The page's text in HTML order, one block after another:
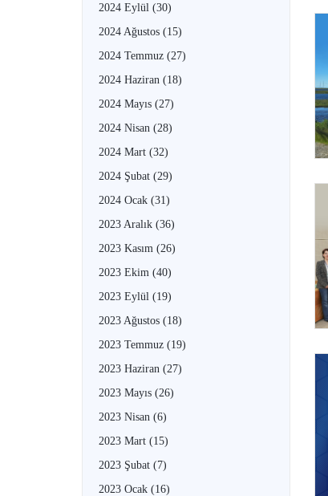
2024 Eylül (30)
2024 Ağustos (15)
2024 Temmuz (27)
2024 Haziran (18)
2024 Mayıs (27)
2024 Nisan (28)
2024 Mart (32)
2024 Şubat (29)
2024 Ocak (31)
2023 Aralık (36)
2023 Kasım (26)
2023 Ekim (40)
2023 Eylül (19)
2023 Ağustos (18)
2023 Temmuz (19)
2023 Haziran (27)
2023 Mayıs (26)
2023 Nisan (6)
2023 Mart (15)
2023 Şubat (7)
2023 Ocak (16)